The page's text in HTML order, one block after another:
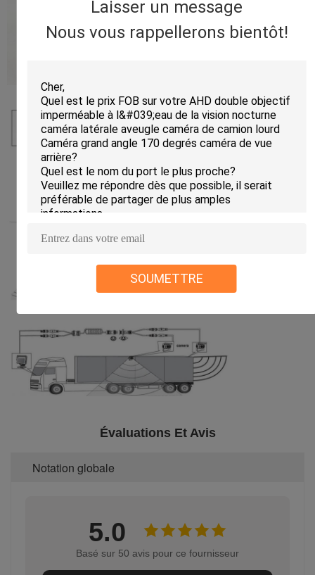
Laisser un message
Nous vous rappellerons bientôt!
SOUMETTRE
Évaluations Et Avis
Notation globale
5.0
Basé sur 50 avis pour ce fournisseur